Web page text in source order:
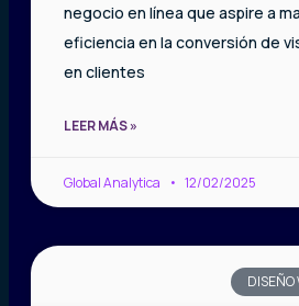
negocio en línea que aspire a
eficiencia en la conversión de
en clientes
LEER MÁS »
Global Analytica 12/02/2025
DISEÑO